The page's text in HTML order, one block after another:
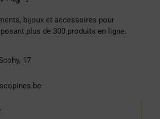
bijoux et accessoires pour
plus de 300 produits en ligne.
17